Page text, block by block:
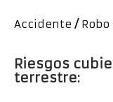
Accidente /Robo
Riesgos
terrestre: